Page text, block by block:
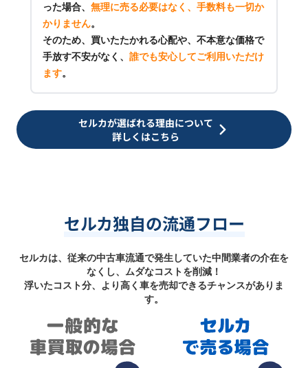
った場合、 無理に売る必要はなく、手数料も一切か
かりません。
そのため、買いたたかれる心配や、不本意な価格で
手放す不安がなく、 誰でも安心してご利用いただけ
ます。
セルカが選ばれる理由について
詳しくはこちら
セルカ独自の流通フロー
セルカは、従来の中古車流通で発生していた中間業者の介在を
なくし、ムダなコストを削減！
浮いたコスト分、より高く車を売却できるチャンスがありま
す。